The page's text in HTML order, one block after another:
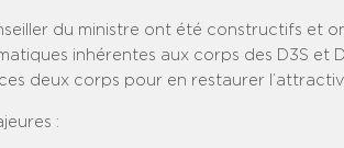
du ministre ont été constructifs et
inhérentes aux corps des D3S et
deux corps pour en restaurer
: